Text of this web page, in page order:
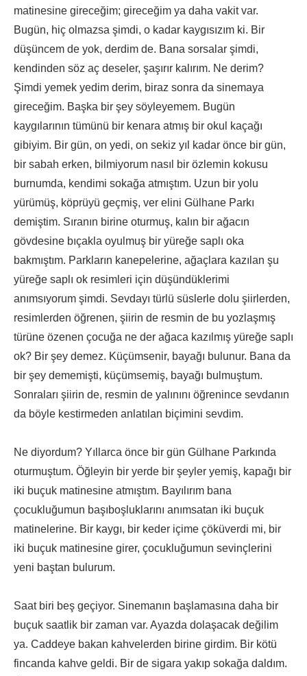
matinesine gireceğim; gireceğim ya daha vakit var.
Bugün, hiç olmazsa şimdi, o kadar kaygısızım ki. Bir
düşüncem de yok, derdim de. Bana sorsalar şimdi,
kendinden söz aç deseler, şaşırır kalırım. Ne derim?
Şimdi yemek yedim derim, biraz sonra da sinemaya
gireceğim. Başka bir şey söyleyemem. Bugün
kaygılarının tümünü bir kenara atmış bir okul kaçağı
gibiyim. Bir gün, on yedi, on sekiz yıl kadar önce bir gün,
bir sabah erken, bilmiyorum nasıl bir özlemin kokusu
burnumda, kendimi sokağa atmıştım. Uzun bir yolu
yürümüş, köprüyü geçmiş, ver elini Gülhane Parkı
demiştim. Sıranın birine oturmuş, kalın bir ağacın
gövdesine bıçakla oyulmuş bir yüreğe saplı oka
bakmıştım. Parkların kanepelerine, ağaçlara kazılan şu
yüreğe saplı ok resimleri için düşündüklerimi
anımsıyorum şimdi. Sevdayı türlü süslerle dolu şiirlerden,
resimlerden öğrenen, şiirin de resmin de bu yozlaşmış
türüne özenen çocuğa ne der ağaca kazılmış yüreğe saplı
ok? Bir şey demez. Küçümsenir, bayağı bulunur. Bana da
bir şey dememişti, küçümsemiş, bayağı bulmuştum.
Sonraları şiirin de, resmin de yalınını öğrenince sevdanın
da böyle kestirmeden anlatılan biçimini sevdim.
Ne diyordum? Yıllarca önce bir gün Gülhane Parkında
oturmuştum. Öğleyin bir yerde bir şeyler yemiş, kapağı bir
iki buçuk matinesine atmıştım. Bayılırım bana
çocukluğumun başıboşluklarını anımsatan iki buçuk
matinelerine. Bir kaygı, bir keder içime çöküverdi mi, bir
iki buçuk matinesine girer, çocukluğumun sevinçlerini
yeni baştan bulurum.
Saat biri beş geçiyor. Sinemanın başlamasına daha bir
buçuk saatlik bir zaman var. Ayazda dolaşacak değilim
ya. Caddeye bakan kahvelerden birine girdim. Bir kötü
fincanda kahve geldi. Bir de sigara yakıp sokağa daldım.